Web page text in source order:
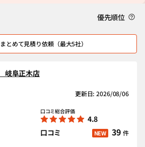
優先順位
とめて見積り依頼（最大5社）
岐阜正木店
更新日: 2026/08/06
口コミ総合評価
4.8
口コミ
NEW 39 件